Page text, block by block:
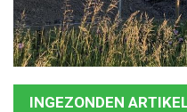
INGEZONDEN